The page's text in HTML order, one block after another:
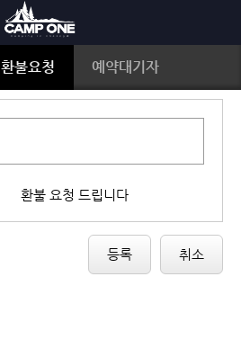
환불요청 예약대기자
환불 요청 드립니다
취소
등록